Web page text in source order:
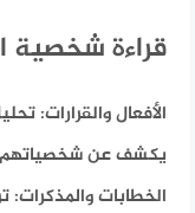
قراءة شخصية
الأفعال والقرارات:
يكشف عن
الخطابات والمذكرات: